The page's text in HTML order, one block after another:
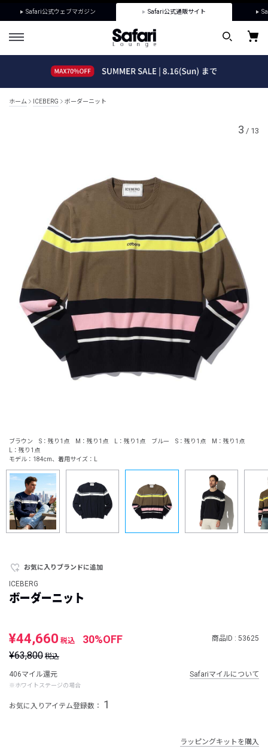
Safari公式ウェブマガジン Safari公式通販サイト
ホーム ICEBERG ボーダーニット
ブラウン S：残り1点 M：残り1点 L：残り1点 ブルー S：残り1点 M：残り1点
L：残り1点
モデル：184cm、着用サイズ：L
3 / 13
お気に入りブランドに追加
ICEBERG
ボーダーニット
¥44,660 税込 30%OFF 商品ID : 53625
¥63,800 税込
406マイル還元
※ホワイトステージの場合
Safariマイルについて
お気に入りアイテム登録数： 1
ラッピングキットを購入